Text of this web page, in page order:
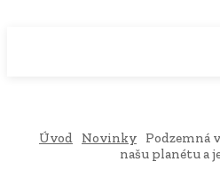
Úvod Novinky
Podzemná
našu planétu a